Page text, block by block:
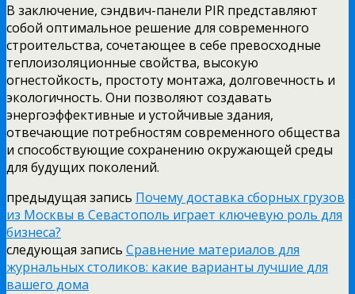
В заключение, сэндвич-панели PIR представляют
собой оптимальное решение для современного
строительства, сочетающее в себе превосходные
теплоизоляционные свойства, высокую
огнестойкость, простоту монтажа, долговечность и
экологичность. Они позволяют создавать
энергоэффективные и устойчивые здания,
отвечающие потребностям современного общества
и способствующие сохранению окружающей среды
для будущих поколений.
предыдущая запись Почему доставка сборных грузов
из Москвы в Севастополь играет ключевую роль для
бизнеса?
следующая запись Сравнение материалов для
журнальных столиков: какие варианты лучшие для
вашего дома